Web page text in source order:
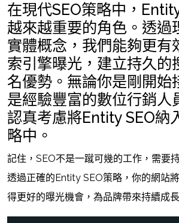
在現代SEO策略中，
越來越重要的角色。透過
實體概念，我們能夠更有
索引擎曝光，建立持久的
名優勢。無論你是剛開始
是經驗豐富的數位行銷人
認真考慮將Entity SEO納
略中。
記住，SEO不是一蹴可幾的工作，需要
透過正確的Entity SEO策略，你的網站
得更好的曝光機會，為品牌帶來持續成